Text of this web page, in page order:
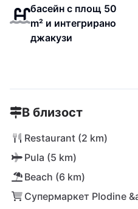
басейн с площ 50
m² и интегрирано
джакузи
В близост
Restaurant (2 km)
Pula (5 km)
Beach (6 km)
Супермаркет Plodine